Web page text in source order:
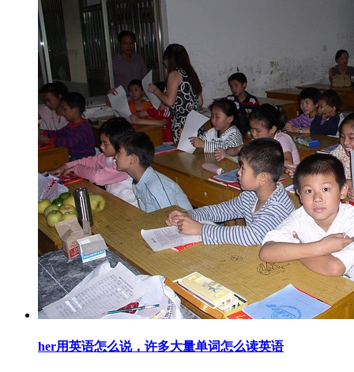
her用英语怎么说，许多大量单词怎么读英语